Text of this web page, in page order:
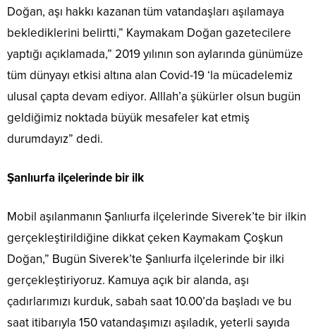
Doğan, aşı hakkı kazanan tüm vatandaşları aşılamaya
beklediklerini belirtti,” Kaymakam Doğan gazetecilere
yaptığı açıklamada,” 2019 yılının son aylarında günümüze
tüm dünyayı etkisi altına alan Covid-19 ‘la mücadelemiz
ulusal çapta devam ediyor. Alllah’a şükürler olsun bugün
geldiğimiz noktada büyük mesafeler kat etmiş
durumdayız” dedi.
Şanlıurfa ilçelerinde bir ilk
Mobil aşılanmanın Şanlıurfa ilçelerinde Siverek’te bir ilkin
gerçekleştirildiğine dikkat çeken Kaymakam Çoşkun
Doğan,” Bugün Siverek’te Şanlıurfa ilçelerinde bir ilki
gerçekleştiriyoruz. Kamuya açık bir alanda, aşı
çadırlarımızı kurduk, sabah saat 10.00’da başladı ve bu
saat itibarıyla 150 vatandaşımızı aşıladık, yeterli sayıda